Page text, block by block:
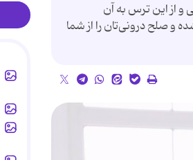
و از این ترس به آن
و صلح درونی‌تان را از شما